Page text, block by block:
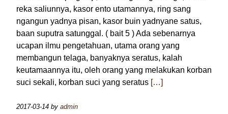
reka saliunnya, kasor ento utamannya, ring sang
ngangun yadnya pisan, kasor buin yadnyane satus,
baan suputra satunggal. ( bait 5 ) Ada sebenarnya
ucapan ilmu pengetahuan, utama orang yang
membangun telaga, banyaknya seratus, kalah
keutamaannya itu, oleh orang yang melakukan korban
suci sekali, korban suci yang seratus […]
2017-03-14 by admin